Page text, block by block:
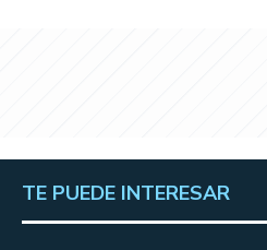
TE PUEDE INTERESAR